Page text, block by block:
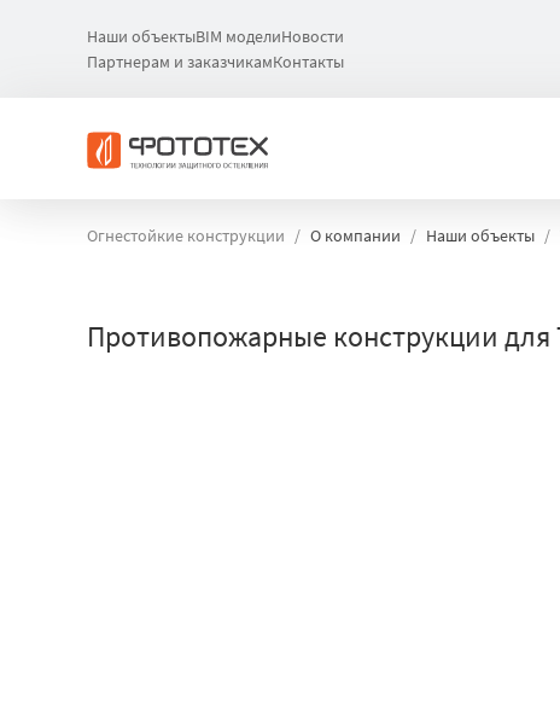
Наши объектыBIM моделиНовости
Партнерам и заказчикамКонтакты
Огнестойкие конструкции О компании Наши объекты
Противопожарные конструкции для